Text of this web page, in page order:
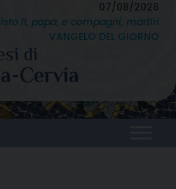
07/08/2026
II, papa, e compagni, martiri
VANGELO DEL GIORNO